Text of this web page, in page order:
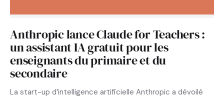
Anthropic lance Claude for Teachers :
un assistant IA gratuit pour les
enseignants du primaire et du
secondaire
La start-up d’intelligence artificielle Anthropic a dévoilé